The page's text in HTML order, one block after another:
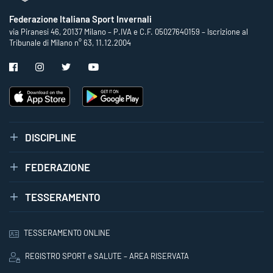
Federazione Italiana Sport Invernali
via Piranesi 46, 20137 Milano – P.IVA e C.F. 05027640159 – Iscrizione al
Tribunale di Milano n° 63, 11.12.2004
DISCIPLINE
FEDERAZIONE
TESSERAMENTO
TESSERAMENTO ONLINE
REGISTRO SPORT e SALUTE – AREA RISERVATA